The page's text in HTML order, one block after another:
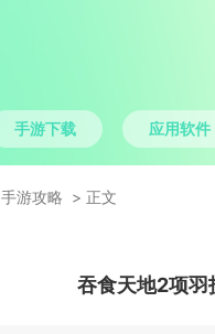
手游下载 应用软件
手游攻略 正文
吞食天地2项羽